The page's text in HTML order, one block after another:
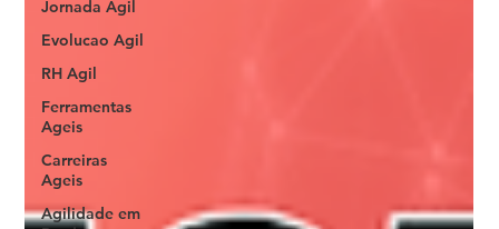
Jornada Agil
Evolucao Agil
RH Agil
Ferramentas
Ageis
Carreiras
Ageis
Agilidade em